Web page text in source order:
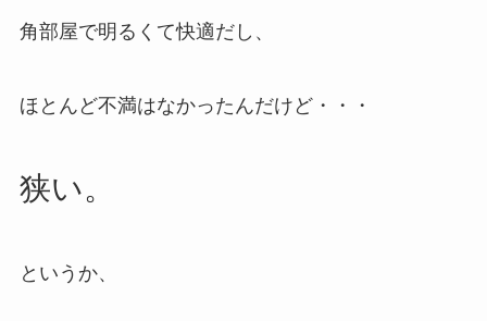
角部屋で明るくて快適だし、
ほとんど不満はなかったんだけど・・・
狭い。
というか、